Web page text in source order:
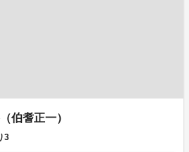
伯耆正一）
3